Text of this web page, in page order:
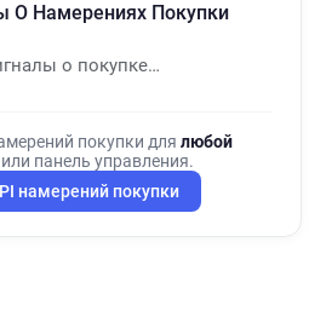
О Намерениях Покупки
о покупке…
покупки для любой
панель управления.
намерений покупки